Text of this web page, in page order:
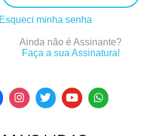
Esqueci minha senha
Ainda não é Assinante?
Faça a sua Assinatura!